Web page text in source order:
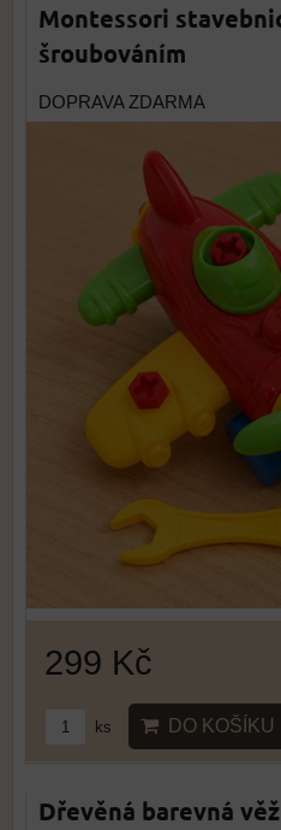
Montessori
šroubováním
DOPRAVA ZDARMA
299 Kč
ks DO KOŠÍKU
Dřevěná barevná